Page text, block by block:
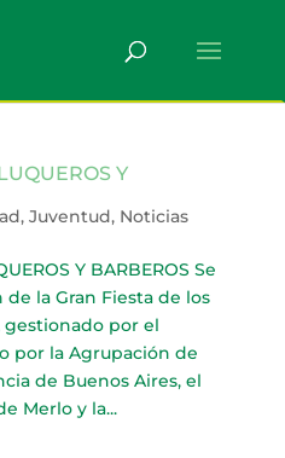
Y
, Juventud, Noticias
Y BARBEROS Se
la Gran Fiesta de los
gestionado por el
por la Agrupación de
de Buenos Aires, el
Merlo y la...